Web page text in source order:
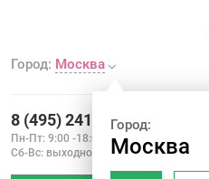
Город: Москва
Город:
Москва
8 (495) 241-14-01
Пн-Пт: 9:00 -18:00
Сб-Вс: выходной